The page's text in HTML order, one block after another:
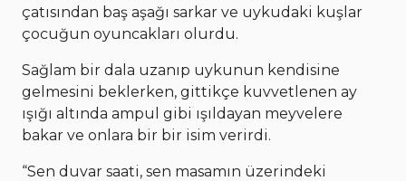
çatısından baş aşağı sarkar ve uykudaki kuşlar
çocuğun oyuncakları olurdu.
Sağlam bir dala uzanıp uykunun kendisine
gelmesini beklerken, gittikçe kuvvetlenen ay
ışığı altında ampul gibi ışıldayan meyvelere
bakar ve onlara bir bir isim verirdi.
“Sen duvar saati, sen masamın üzerindeki